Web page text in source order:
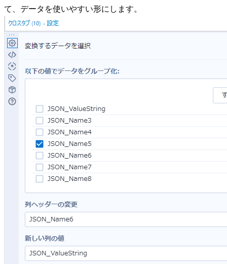
て、データを使いやすい形にします。